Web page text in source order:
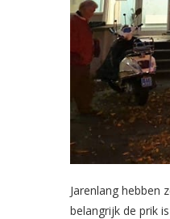
Jarenlang hebben
belangrijk de prik